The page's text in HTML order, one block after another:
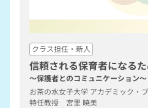
クラス担任・新人
信頼される保育者になる
～保護者とのコミュニケーション～
お茶の水女子大学 アカデミック・
特任教授 宮里 暁美